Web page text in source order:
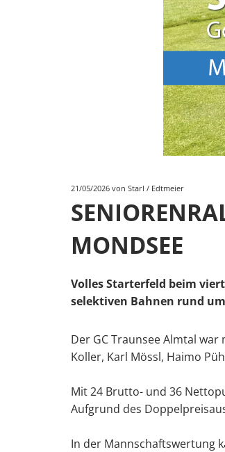
21/05/2026 von Starl / Edtmeier
MONDSEE
Volles Starterfeld beim
selektiven Bahnen rund
Der GC Traunsee Almtal
Koller, Karl Mössl, Haimo
Mit 24 Brutto- und 36
Aufgrund des
In der Mannschaftswertung